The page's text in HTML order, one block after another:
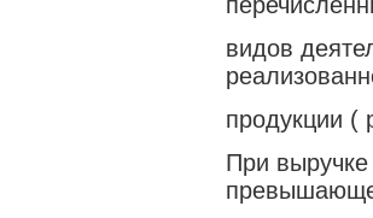
видов
продукции (
При